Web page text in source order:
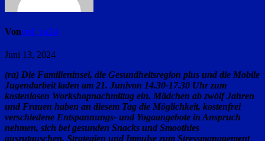
Vonred_ra24
Juni 13, 2024
(ra) Die Familieninsel, die Gesundheitsregion plus und die Mobile
Jugendarbeit laden am 21. Junivon 14.30-17.30 Uhr zum
kostenlosen Workshopnachmittag ein. Mädchen ab zwölf Jahren
und Frauen haben an diesem Tag die Möglichkeit, kostenfrei
verschiedene Entspannungs- und Yogaangebote in Anspruch
nehmen, sich bei gesunden Snacks und Smoothies
auszutauschen, Strategien und Impulse zum Stressmanagement